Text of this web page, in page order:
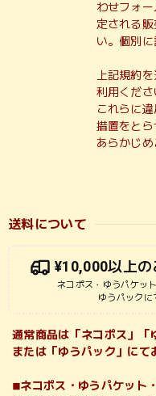
わせフォ
定される
い。個別
上記規約
利用くださ
これらに
措置をとら
あらかじめ
送料について
¥10,000以上の
ネコポス・ゆうパケッ
ゆうパックに
通常商品は「ネコポス」「
または「ゆうパック」にて
◾︎ネコポス・ゆうパケット